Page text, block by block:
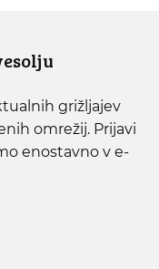
grižljajev
omrežij. Prijavi
enostavno v e-